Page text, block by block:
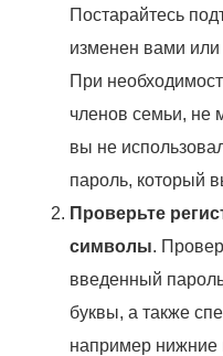
Постарайтесь
изменен вами или
При
членов семьи, не
вы не
пароль, который
Проверьте
символы.
введенный
буквы, а также
например нижние